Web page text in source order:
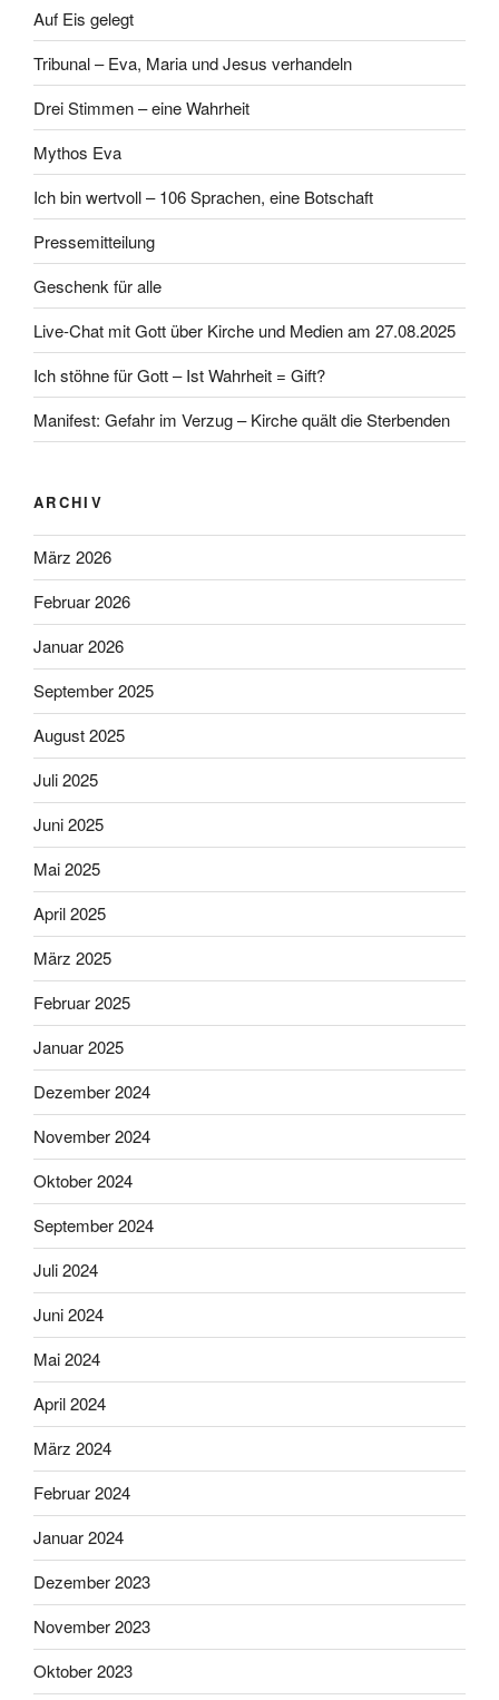
Auf Eis gelegt
Tribunal – Eva, Maria und Jesus verhandeln
Drei Stimmen – eine Wahrheit
Mythos Eva
Ich bin wertvoll – 106 Sprachen, eine Botschaft
Pressemitteilung
Geschenk für alle
Live-Chat mit Gott über Kirche und Medien am 27.08.2025
Ich stöhne für Gott – Ist Wahrheit = Gift?
Manifest: Gefahr im Verzug – Kirche quält die Sterbenden
ARCHIV
März 2026
Februar 2026
Januar 2026
September 2025
August 2025
Juli 2025
Juni 2025
Mai 2025
April 2025
März 2025
Februar 2025
Januar 2025
Dezember 2024
November 2024
Oktober 2024
September 2024
Juli 2024
Juni 2024
Mai 2024
April 2024
März 2024
Februar 2024
Januar 2024
Dezember 2023
November 2023
Oktober 2023